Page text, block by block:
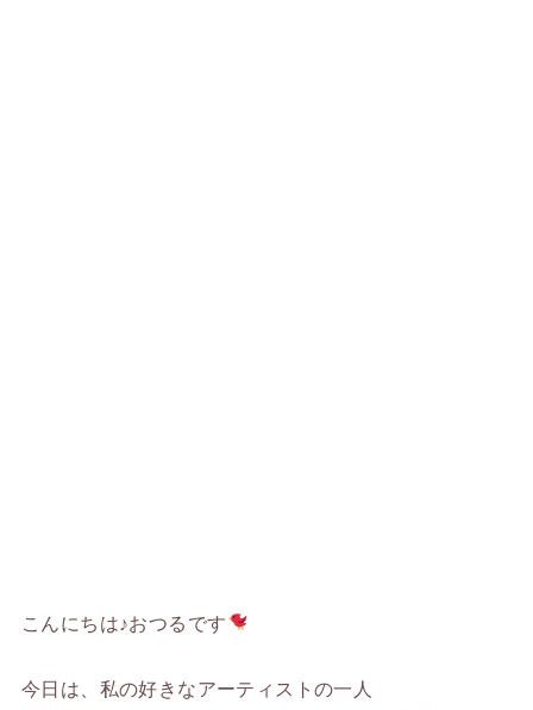
こんにちは♪おつるです
今日は、私の好きなアーティストの一人